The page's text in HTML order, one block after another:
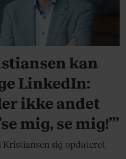
kan
LinkedIn:
ikke andet
mig, se mig!’”
Kristiansen sig opdateret